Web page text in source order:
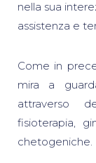
nella sua
assistenza e
Come in
mira a
attraverso
fisioterapia,
chetogeniche.